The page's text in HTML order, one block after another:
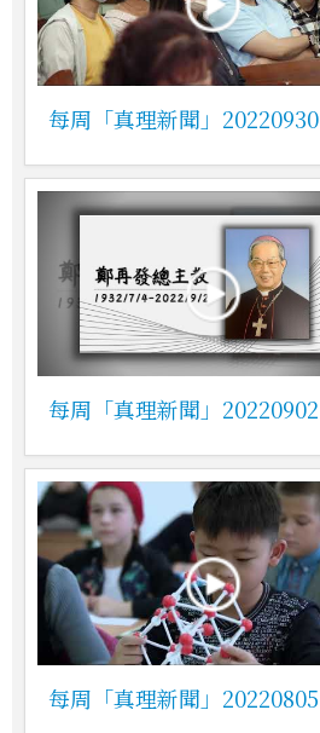
每周「真理新聞」20220930
每周「真理新聞」20220902
每周「真理新聞」20220805